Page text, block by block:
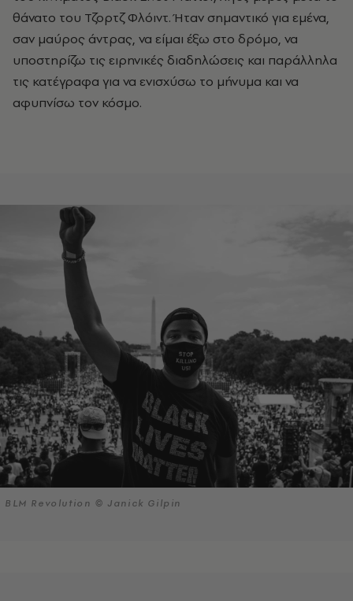
θάνατο του Τζορτζ Φλόιντ. Ήταν σημαντικό για εμένα,
σαν μαύρος άντρας, να είμαι έξω στο δρόμο, να
υποστηρίζω τις ειρηνικές διαδηλώσεις και παράλληλα
τις κατέγραφα για να ενισχύσω το μήνυμα και να
αφυπνίσω τον κόσμο.
BLM Revolution © Janick Gilpin